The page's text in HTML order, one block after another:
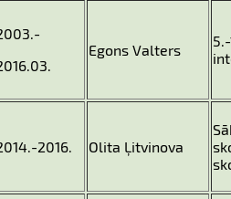
Egons Valters
2016. Olita Ļitvinova